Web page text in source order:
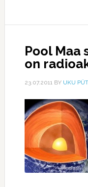
Pool Maa
on
23.07.2011BY UKU